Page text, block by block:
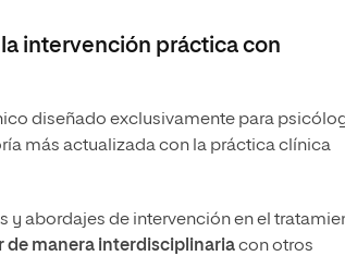
intervención práctica con
diseñado exclusivamente para
más actualizada con la práctica clínica
y abordajes de intervención en el
de manera interdisciplinariacon otros